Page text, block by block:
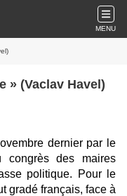
MENU
» (Vaclav Havel)
dernier par le
congrès des maires
politique. Pour le
gradé français, face à